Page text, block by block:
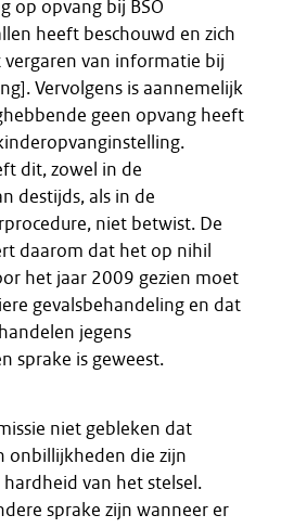
op opvang bij BSO
heeft beschouwd en zich
van informatie bij
Vervolgens is aannemelijk
geen opvang heeft
dit, zowel in de
destijds, als in de
niet betwist. De
daarom dat het op nihil
het jaar 2009 gezien moet
gevalsbehandeling en dat
jegens
sprake is geweest.
niet gebleken dat
onbillijkheden die zijn
van het stelsel.
sprake zijn wanneer er